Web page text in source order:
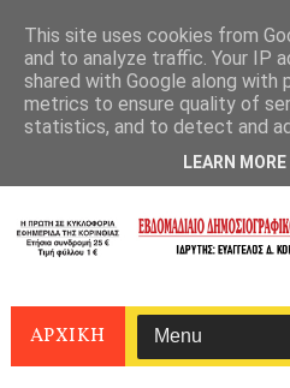
ΑΡΧΙΚΗ
This site uses cookies from
and to analyze traffic. Your IP
shared with Google along with
metrics to ensure quality of
statistics, and to detect and
LEARN MORE